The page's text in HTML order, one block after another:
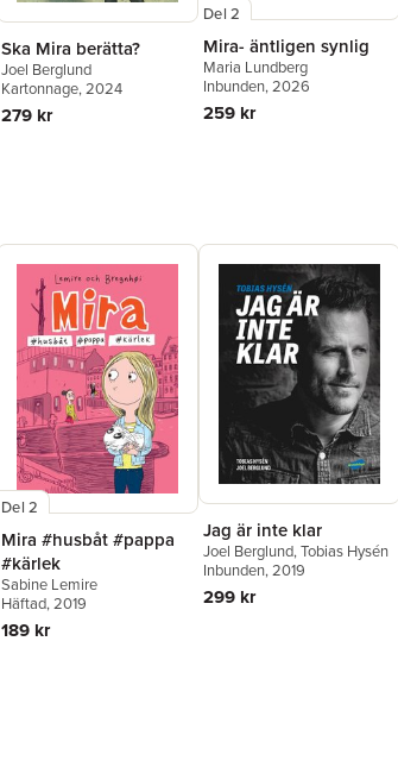
Ska Mira berätta?
Joel Berglund
Kartonnage, 2024
279 kr
Del 2
Mira- äntligen synlig
Maria Lundberg
Inbunden, 2026
259 kr
Del 2
Mira #husbåt #pappa
#kärlek
Sabine Lemire
Häftad, 2019
189 kr
Jag är inte klar
Joel Berglund,Tobias Hysén
Inbunden, 2019
299 kr